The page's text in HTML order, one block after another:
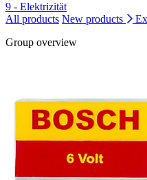
9 - Elektrizität
All products New products
Group overview